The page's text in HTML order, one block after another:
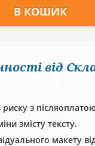
від
з
змісту тексту.
макету